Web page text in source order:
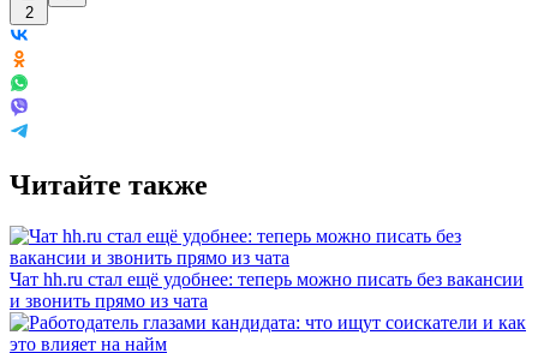
2
Читайте также
Чат hh.ru стал ещё удобнее: теперь можно писать без вакансии
и звонить прямо из чата